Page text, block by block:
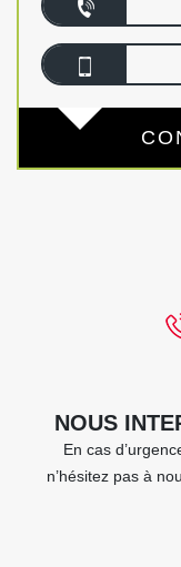
NOUS
En cas
n’hésitez pas à